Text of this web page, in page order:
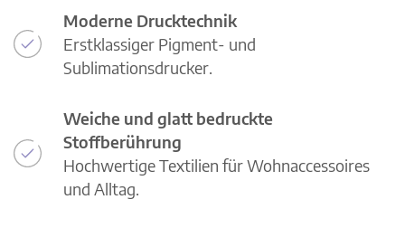
Moderne Drucktechnik
Erstklassiger Pigment- und
Sublimationsdrucker.
Weiche und glatt bedruckte
Stoffberührung
Hochwertige Textilien für Wohnaccessoires
und Alltag.